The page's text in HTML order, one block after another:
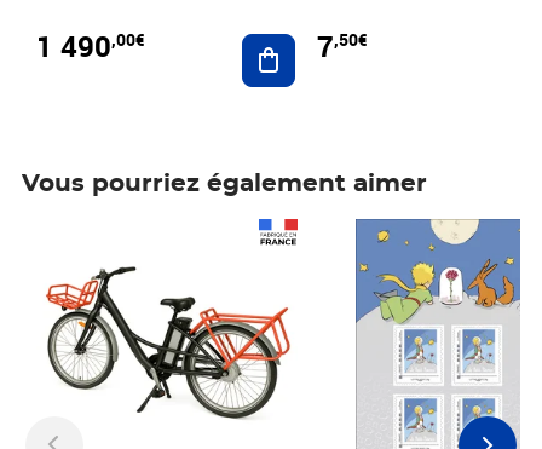
1 490,00€ Ajouter au panier
7,50€
Vous pourriez également aimer
Prix 7,50€